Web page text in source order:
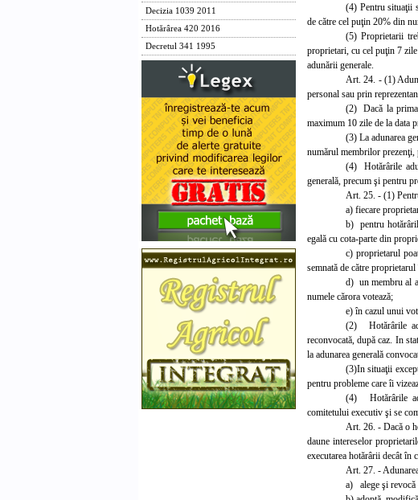
Decizia 1039 2011
Hotărârea 420 2016
Decretul 341 1995
(4) Pentru situaţii
de către cel puţin 20% din
(5) Proprietarii
proprietari, cu cel puţin 7
adunării generale.
Art. 24. - (1)
personal sau prin
(2) Dacă la prima
maximum 10 zile de la data
(3) La adunarea
numărul membrilor prezenţi,
(4) Hotărârile
generală, precum şi pentru
Art. 25. - (1)
a) fiecare
b) pentru
egală cu cota-parte din
c) proprietarul
semnată de către
d) un membru al
numele cărora votează;
e) în cazul unui
(2) Hotărârile
reconvocată, după caz. In
la adunarea generală
(3)In situaţii
pentru probleme care îi
(4) Hotărârile
comitetului executiv şi se
Art. 26. - Dacă o
daune intereselor
executarea hotărârii decât în
Art. 27. -
a) alege şi revocă